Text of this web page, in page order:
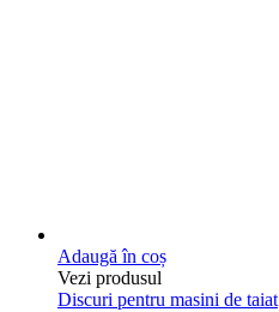
Adaugă în coș
Vezi produsul
Discuri pentru masini de taiat